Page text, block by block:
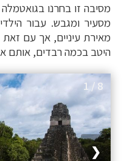
מסיבה זו בחרנו
מסעיר ומגבש. עבור
מאירת עיניים, אך עם זאת
היטב בכמה רבדים, אותם
1 / 8
❮